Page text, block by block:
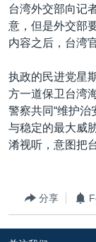
台湾外交部向记
意，但是外交部
内容之后，台湾
执政的民进党星
方一道保卫台湾
警察共同“维护
与稳定的最大威
淆视听，意图把
分享